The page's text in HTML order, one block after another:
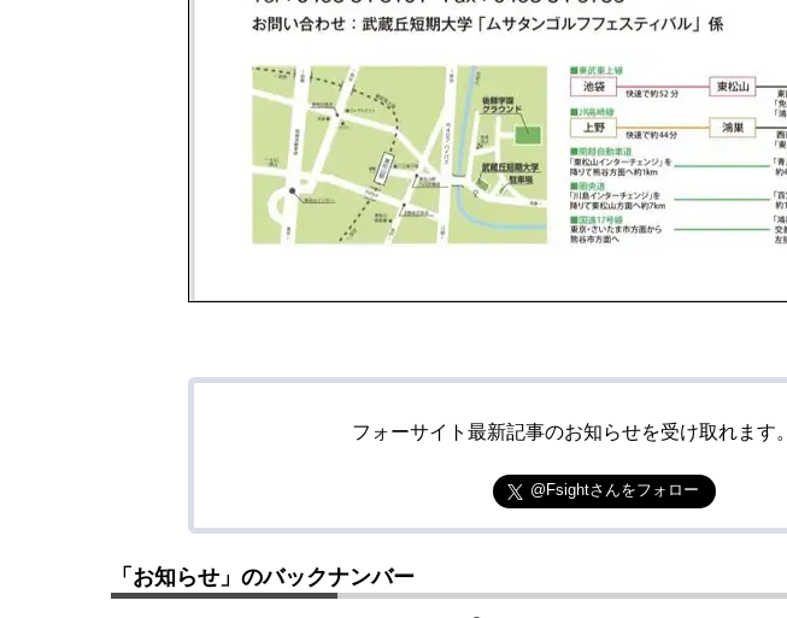
フォーサイト最新記事のお知らせを受け取れます。
@Fsightさんをフォロー
「お知らせ」のバックナンバー